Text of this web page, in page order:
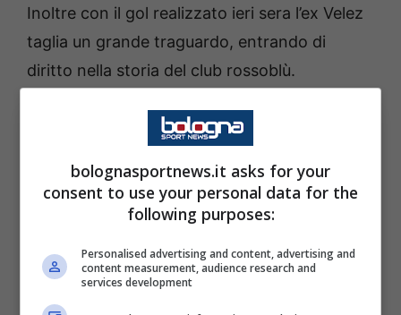
Inoltre con il gol realizzato ieri sera l’ex Velez
taglia un grande traguardo, entrando di
diritto nella storia del club rossoblù.
Castro taglia un grande traguardo: i dettagli. Bologna
Sport News (Photo by Marco Luzzani/Getty Images Via
bolognasportnews.it asks for your
consent to use your personal data for the
following purposes:
Personalised advertising and content, advertising and
content measurement, audience research and
services development